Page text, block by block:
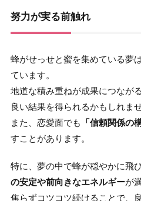
努力が実る前触れ
蜂がせっせと蜜を集めている夢
ています。
地道な積み重ねが成果につなが
良い結果を得られるかもしれませ
また、恋愛面でも
「信頼関係の
すことがあります。
特に、夢の中で蜂が穏やかに飛
の安定や前向きなエネルギーが
焦らずコツコツ続けることで、